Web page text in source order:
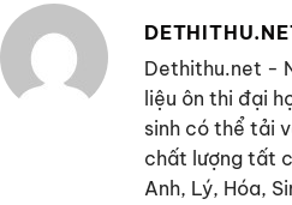
Dethithu.net -
liệu ôn thi đại
sinh có thể tải
chất lượng tất
Anh, Lý, Hóa,